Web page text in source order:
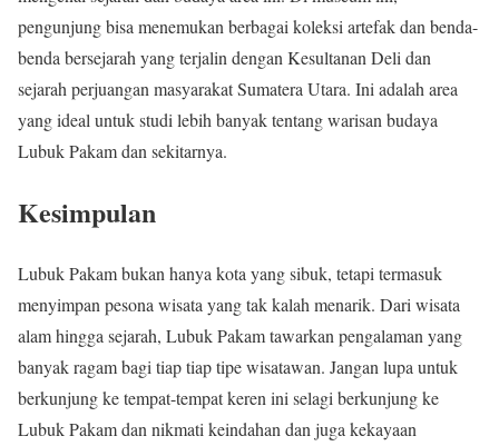
pengunjung bisa menemukan berbagai koleksi artefak dan benda-
benda bersejarah yang terjalin dengan Kesultanan Deli dan
sejarah perjuangan masyarakat Sumatera Utara. Ini adalah area
yang ideal untuk studi lebih banyak tentang warisan budaya
Lubuk Pakam dan sekitarnya.
Kesimpulan
Lubuk Pakam bukan hanya kota yang sibuk, tetapi termasuk
menyimpan pesona wisata yang tak kalah menarik. Dari wisata
alam hingga sejarah, Lubuk Pakam tawarkan pengalaman yang
banyak ragam bagi tiap tiap tipe wisatawan. Jangan lupa untuk
berkunjung ke tempat-tempat keren ini selagi berkunjung ke
Lubuk Pakam dan nikmati keindahan dan juga kekayaan